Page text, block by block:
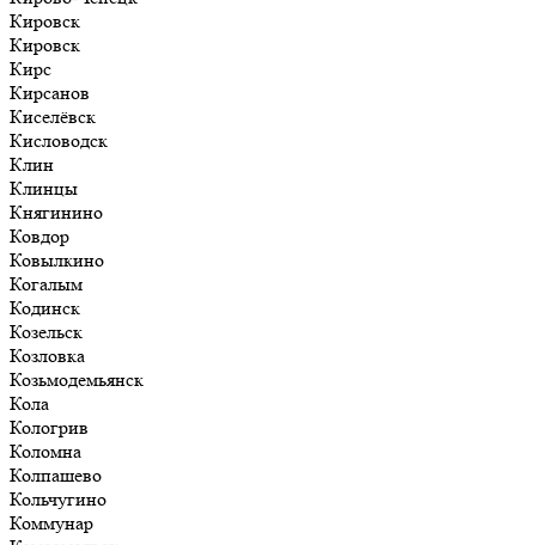
Кировск
Кировск
Кирс
Кирсанов
Киселёвск
Кисловодск
Клин
Клинцы
Княгинино
Ковдор
Ковылкино
Когалым
Кодинск
Козельск
Козловка
Козьмодемьянск
Кола
Кологрив
Коломна
Колпашево
Кольчугино
Коммунар